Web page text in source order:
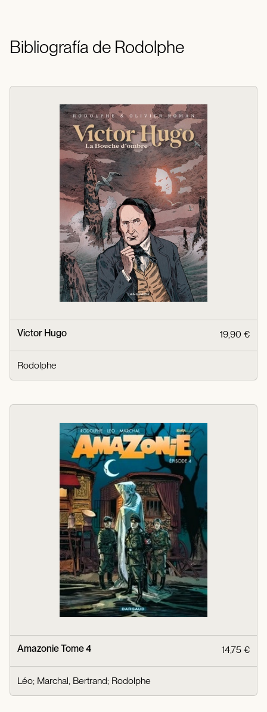
Bibliografía de Rodolphe
Victor Hugo 19,90 €
Rodolphe
Amazonie Tome 4 14,75 €
Léo; Marchal, Bertrand; Rodolphe